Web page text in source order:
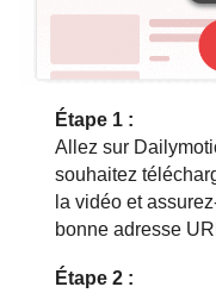
Étape 1 :
Allez sur
souhaitez
la vidéo et
bonne adresse
Étape 2 :